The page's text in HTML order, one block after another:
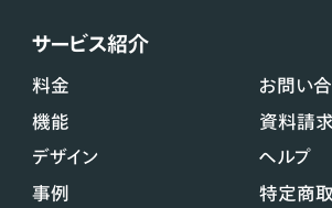
サービス紹介
料金
機能
デザイン
事例
お問い
資料請求
ヘルプ
特定商